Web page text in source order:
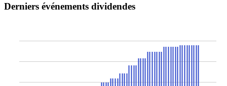
Derniers événements dividendes